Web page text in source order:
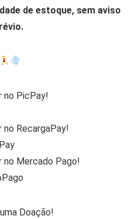
de estoque, sem aviso
no PicPay!
no RecargaPay!
no Mercado Pago!
Doação!